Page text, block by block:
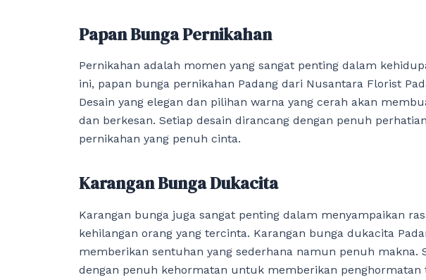
Papan Bunga Pernikahan
Pernikahan adalah momen yang sangat penting dalam
ini, papan bunga pernikahan Padang dari Nusantara Florist
Desain yang elegan dan pilihan warna yang cerah akan
dan berkesan. Setiap desain dirancang dengan penuh
pernikahan yang penuh cinta.
Karangan Bunga Dukacita
Karangan bunga juga sangat penting dalam menyampaikan
kehilangan orang yang tercinta. Karangan bunga dukacita
memberikan sentuhan yang sederhana namun penuh makna.
dengan penuh kehormatan untuk memberikan penghormatan